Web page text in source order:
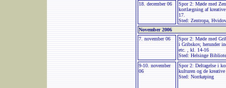
18. december 06
Spor 2: Møde med
kortlægning af
17.
Sted: Zentropa,
November 2006
7. november 06
Spor 2: Møde med
i Gribskov, herunder
etc. , kl. 14-16
Sted: Helsinge
9-10. november
06
Spor 2: Deltagelse i
kulturen og de
Sted: Norrkøping